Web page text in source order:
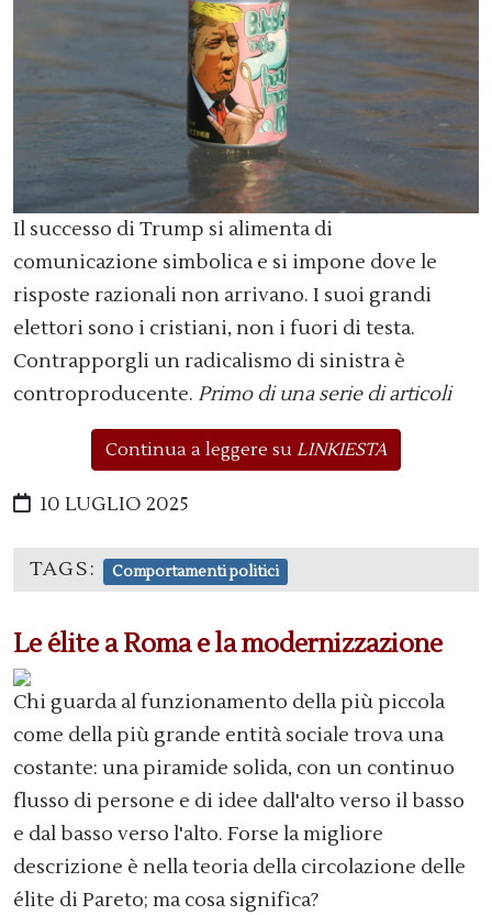
Il successo di Trump si alimenta di
comunicazione simbolica e si impone dove le
risposte razionali non arrivano. I suoi grandi
elettori sono i cristiani, non i fuori di testa.
Contrapporgli un radicalismo di sinistra è
controproducente. Primo di una serie di articoli
Continua a leggere su LINKIESTA
10 LUGLIO 2025
TAGS: Comportamenti politici
Le élite a Roma e la modernizzazione
Chi guarda al funzionamento della più piccola
come della più grande entità sociale trova una
costante: una piramide solida, con un continuo
flusso di persone e di idee dall'alto verso il basso
e dal basso verso l'alto. Forse la migliore
descrizione è nella teoria della circolazione delle
élite di Pareto; ma cosa significa?